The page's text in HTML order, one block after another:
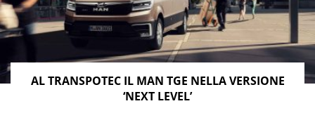
AL TRANSPOTEC IL MAN TGE NELLA VERSIONE
‘NEXT LEVEL’